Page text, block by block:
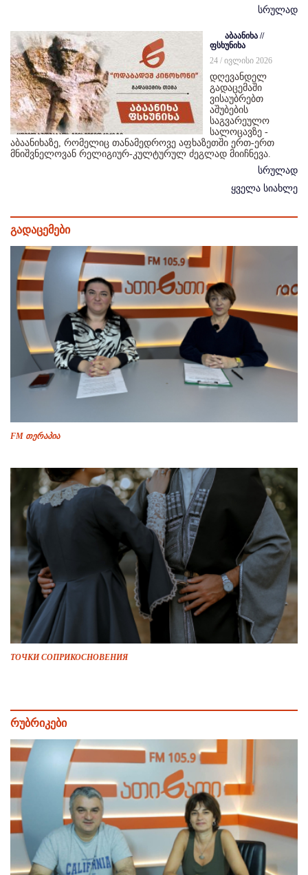
სრულად
აბაანიხა //
ფსხუნიხა
24 / ივლისი 2026
დღევანდელ
გადაცემაში
ვისაუბრებთ
აშუბების
საგვარეულო
სალოცავზე -
აბაანიხაზე, რომელიც თანამედროვე აფხაზეთში ერთ-ერთ
მნიშვნელოვან რელიგიურ-კულტურულ ძეგლად მიიჩნევა.
სრულად
ყველა სიახლე
გადაცემები
FM თერაპია
ТОЧКИ СОПРИКОСНОВЕНИЯ
რუბრიკები